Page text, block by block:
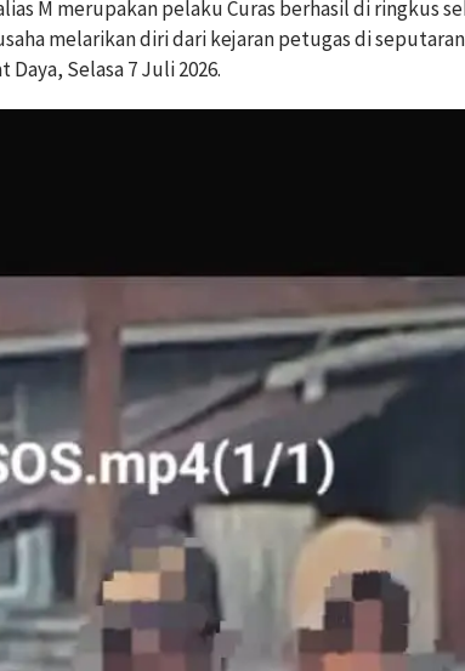
M merupakan pelaku Curas berhasil di ringkus
melarikan diri dari kejaran petugas di
Daya, Selasa 7 Juli 2026.